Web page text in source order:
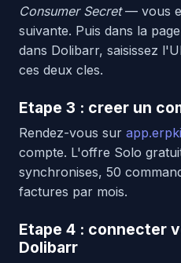
Consumer Secret— vous
suivante. Puis dans la
dans Dolibarr, saisissez
ces deux cles.
Etape 3 : creer un
Rendez-vous sur
compte. L'offre Solo
synchronises, 50
factures par mois.
Etape 4 : connecter
Dolibarr